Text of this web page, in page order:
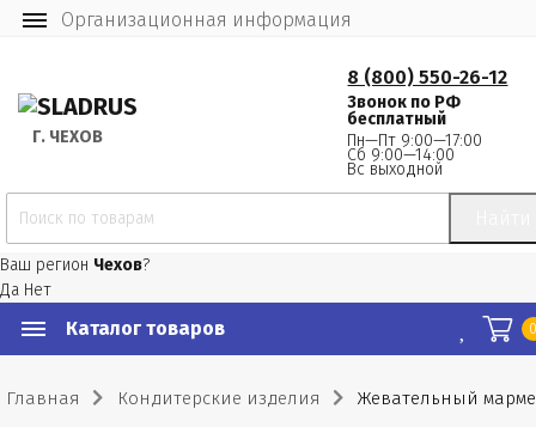
Организационная информация
Г. ЧЕХОВ
8 (800) 550-26-12
Звонок по РФ
бесплатный
Пн—Пт 9:00—17:00
Сб 9:00—14:00
Вс выходной
Ваш регион Чехов?
Да Нет
Каталог товаров
Главная Кондитерские изделия Жевательный